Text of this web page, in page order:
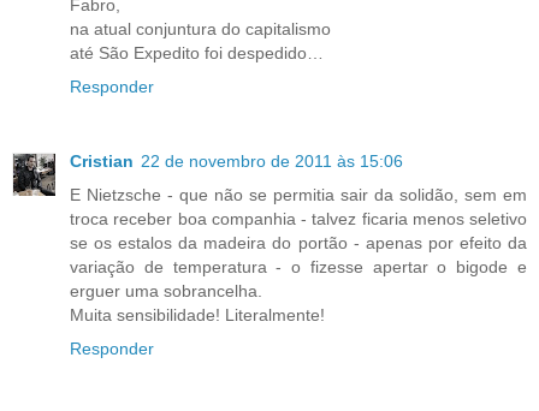
Fabro,
na atual conjuntura do capitalismo
até São Expedito foi despedido…
Responder
Cristian 22 de novembro de 2011 às 15:06
E Nietzsche - que não se permitia sair da solidão, sem em
troca receber boa companhia - talvez ficaria menos seletivo
se os estalos da madeira do portão - apenas por efeito da
variação de temperatura - o fizesse apertar o bigode e
erguer uma sobrancelha.
Muita sensibilidade! Literalmente!
Responder